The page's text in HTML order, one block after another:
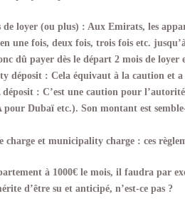
de loyer (ou plus) : Aux Emirats, les
une fois, deux fois, trois fois etc.
dû payer dès le départ 2 mois de loyer
déposit : Cela équivaut à la caution et
déposit : C’est une caution pour
pour Dubaï etc.). Son montant est
charge et municipality charge : ces
à 1000€ le mois, il faudra par
d’être su et anticipé, n’est-ce pas ?